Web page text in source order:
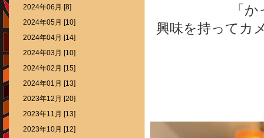
「
興味を持ってカ
2024年06月 [8]
2024年05月 [10]
2024年04月 [14]
2024年03月 [10]
2024年02月 [15]
2024年01月 [13]
2023年12月 [20]
2023年11月 [13]
2023年10月 [12]